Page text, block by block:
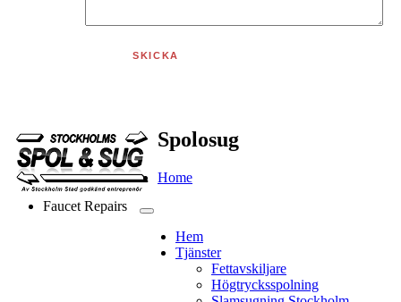
Hem
Tjänster
Fettavskiljare
Högtrycksspolning
Spolosug
Home
Faucet Repairs